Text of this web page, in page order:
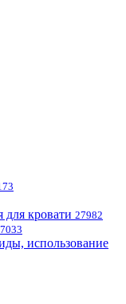
кровати 27982
использование